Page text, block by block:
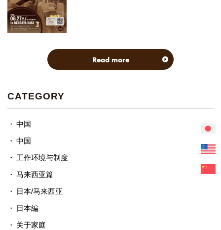
Read more
CATEGORY
中国
中国
工作环境与制度
马来西亚篇
日本/马来西亚
日本編
关于家庭